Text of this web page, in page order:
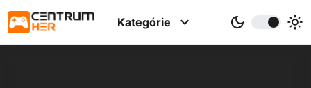
Kategórie